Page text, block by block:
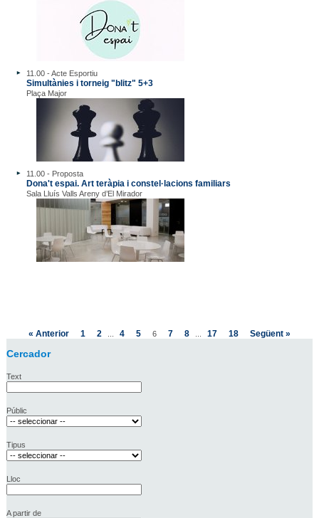
11.00 - Acte Esportiu
Simultànies i torneig "blitz" 5+3
Plaça Major
11.00 - Proposta
Dona't espai. Art teràpia i constel·lacions familiars
Sala Lluís Valls Areny d’El Mirador
« Anterior 1 2 4 5 6 7 8 17 18 Següent »
Cercador
Text
Públic
Tipus
Lloc
A partir de